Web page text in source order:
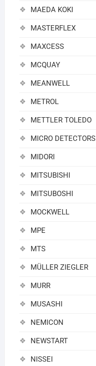
MAEDA KOKI
MASTERFLEX
MAXCESS
MCQUAY
MEANWELL
METROL
METTLER TOLEDO
MICRO DETECTORS
MIDORI
MITSUBISHI
MITSUBOSHI
MOCKWELL
MPE
MTS
MÜLLER ZIEGLER
MURR
MUSASHI
NEMICON
NEWSTART
NISSEI